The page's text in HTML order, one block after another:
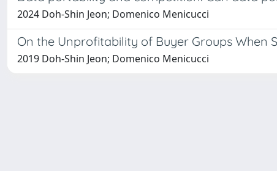
2024 Doh-Shin Jeon; Domenico Menicucci
On the Unprofitability of Buyer Groups When
2019 Doh-Shin Jeon; Domenico Menicucci